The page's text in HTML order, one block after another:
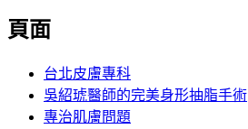
覽
頁面
台北皮膚專科
吳紹琥醫師的完美身形抽脂手術
專治肌膚問題